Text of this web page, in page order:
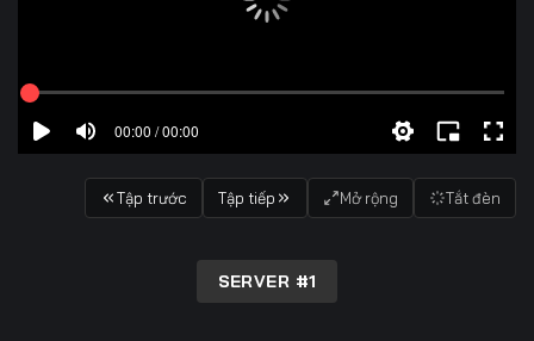
00:00 / 00:00
Tập trước Tập tiếp Mở rộng Tắt đèn
SERVER #1